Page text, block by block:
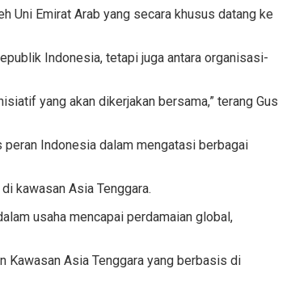
Uni Emirat Arab yang secara khusus datang ke
Indonesia, tetapi juga antara organisasi-
yang akan dikerjakan bersama,” terang Gus
Indonesia dalam mengatasi berbagai
kawasan Asia Tenggara.
usaha mencapai perdamaian global,
Kawasan Asia Tenggara yang berbasis di